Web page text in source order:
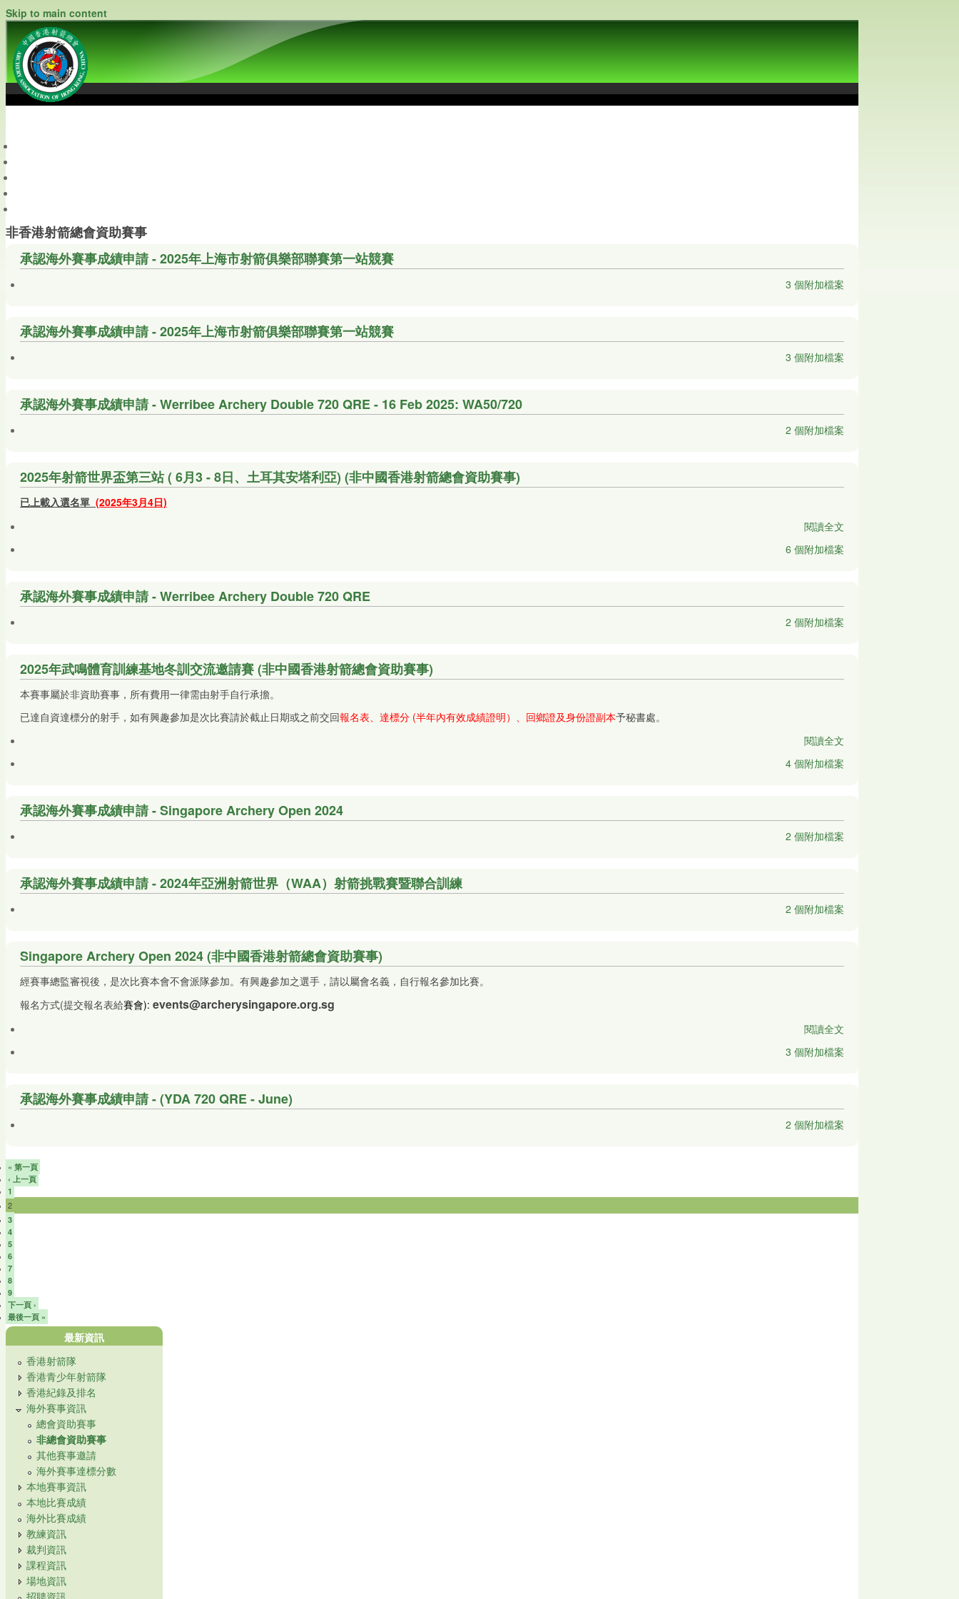
Skip to main content
非香港射箭總會資助賽事
承認海外賽事成績申請 - 2025年上海市射箭俱樂部聯賽第一站競賽
3 個附加檔案
承認海外賽事成績申請 - 2025年上海市射箭俱樂部聯賽第一站競賽
3 個附加檔案
承認海外賽事成績申請 - Werribee Archery Double 720 QRE - 16 Feb 2025: WA50/720
2 個附加檔案
2025年射箭世界盃第三站 ( 6月3 - 8日、土耳其安塔利亞) (非中國香港射箭總會資助賽事)
已上載入選名單 (2025年3月4日)
閱讀全文
6 個附加檔案
承認海外賽事成績申請 - Werribee Archery Double 720 QRE
2 個附加檔案
2025年武鳴體育訓練基地冬訓交流邀請賽 (非中國香港射箭總會資助賽事)
本賽事屬於非資助賽事，所有費用一律需由射手自行承擔。
已達自資達標分的射手，如有興趣參加是次比賽請於截止日期或之前交回報名表、達標分 (半年內有效成績證明）、回鄉證及身份證副本予秘書處。
閱讀全文
4 個附加檔案
承認海外賽事成績申請 - Singapore Archery Open 2024
2 個附加檔案
承認海外賽事成績申請 - 2024年亞洲射箭世界（WAA）射箭挑戰賽暨聯合訓練
2 個附加檔案
Singapore Archery Open 2024 (非中國香港射箭總會資助賽事)
經賽事總監審視後，是次比賽本會不會派隊參加。有興趣參加之選手，請以屬會名義，自行報名參加比賽。
報名方式(提交報名表給賽會): events@archerysingapore.org.sg
閱讀全文
3 個附加檔案
承認海外賽事成績申請 - (YDA 720 QRE - June)
2 個附加檔案
« 第一頁
‹ 上一頁
1
2
3
4
5
6
7
8
9
下一頁 ›
最後一頁 »
最新資訊
香港射箭隊
香港青少年射箭隊
香港紀錄及排名
海外賽事資訊
總會資助賽事
非總會資助賽事
其他賽事邀請
海外賽事達標分數
本地賽事資訊
本地比賽成績
海外比賽成績
教練資訊
裁判資訊
課程資訊
場地資訊
招聘資訊